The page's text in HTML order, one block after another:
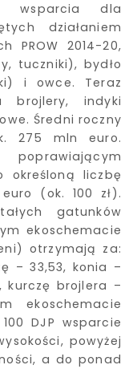
wsparcia dla
działaniem
PROW 2014-20,
tuczniki), bydło
i owce. Teraz
brojlery, indyki
Średni roczny
275 mln euro.
określoną liczbę
(ok. 100 zł).
gatunków
ekoschemacie
otrzymają za:
– 33,53, konia –
kurczę brojlera –
ekoschemacie
DJP wsparcie
powyżej
a do ponad